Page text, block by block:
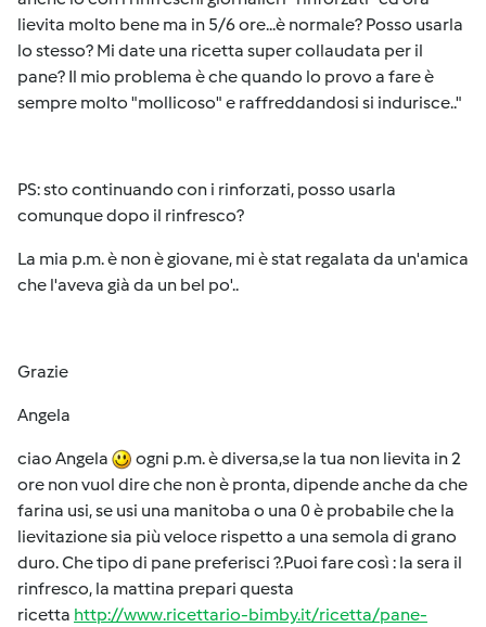
lievita molto bene ma in 5/6 ore...è normale? Posso usarla
lo stesso? Mi date una ricetta super collaudata per il
pane? Il mio problema è che quando lo provo a fare è
sempre molto "mollicoso" e raffreddandosi si indurisce.."
PS: sto continuando con i rinforzati, posso usarla
comunque dopo il rinfresco?
La mia p.m. è non è giovane, mi è stat regalata da un'amica
che l'aveva già da un bel po'..
Grazie
Angela
ciao Angela
ogni p.m. è diversa,se la tua non lievita in 2
ore non vuol dire che non è pronta, dipende anche da che
farina usi, se usi una manitoba o una 0 è probabile che la
lievitazione sia più veloce rispetto a una semola di grano
duro. Che tipo di pane preferisci ?.Puoi fare così : la sera il
rinfresco, la mattina prepari questa
ricetta http://www.ricettario-bimby.it/ricetta/pane-